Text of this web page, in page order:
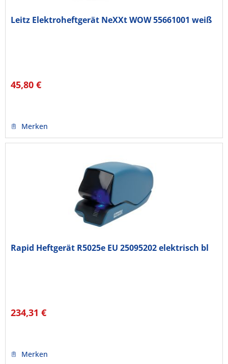
Leitz Elektroheftgerät NeXXt WOW 55661001 weiß
45,80 €
Merken
Rapid Heftgerät R5025e EU 25095202 elektrisch bl
234,31 €
Merken